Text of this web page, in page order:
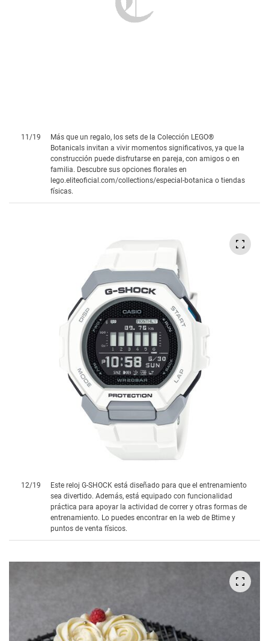
11 /19
Más que un regalo, los sets de la Colección LEGO®
Botanicals invitan a vivir momentos significativos, ya que la
construcción puede disfrutarse en pareja, con amigos o en
familia. Descubre sus opciones florales en
lego.eliteoficial.com/collections/especial-botanica o tiendas
físicas.
12/19
Este reloj G-SHOCK está diseñado para que el entrenamiento
sea divertido. Además, está equipado con funcionalidad
práctica para apoyar la actividad de correr y otras formas de
entrenamiento. Lo puedes encontrar en la web de Btime y
puntos de venta físicos.